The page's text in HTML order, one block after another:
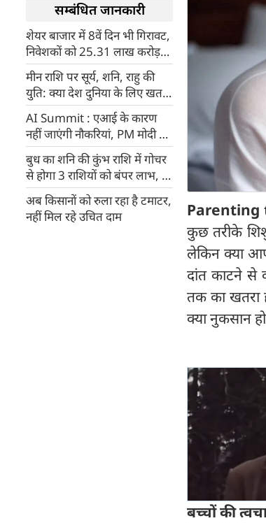
सम्बंधित जानकारी
शेयर बाजार में 8वें दिन भी गिरावट,
निवेशकों को 25.31 लाख करोड़
का नुकसान
मीन राशि पर सूर्य, शनि, राहु की
युति: क्या देश दुनिया के लिए खतरे
का है संकेत?
AI Summit : एआई के कारण
नहीं जाएंगी नौकरियां, PM मोदी ने
बताया कारण, खतरे को लेकर किया
आगाह
बुध का शनि की कुंभ राशि में गोचर
से होगा 3 राशियों को बंपर लाभ, 3
को होगा नुकसान
अब किसानों को रुला रहा है टमाटर,
नहीं मिल रहे उचित दाम
Parenting
कुछ तरीके
लेकिन क्या
दांत काटने से
तक का खतरा
क्या नुकसान
बच्चों की